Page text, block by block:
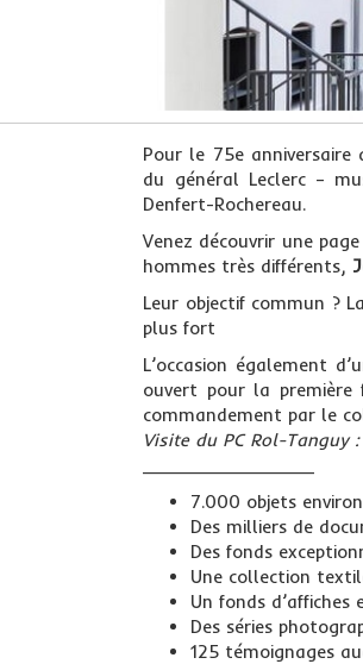
Pour le 75e anniversaire
du général Leclerc –
Denfert-Rochereau.
Venez découvrir une
hommes très différents,
Leur objectif commun ?
plus fort
L’occasion également
ouvert pour la première
commandement par le
Visite du PC Rol-Tanguy
7.000 objets
Des milliers de
Des fonds
Une collection
Un fonds
Des séries
125 témoignages